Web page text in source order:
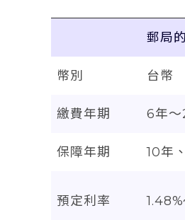
郵局
幣別 台幣
繳費年期 6年
保障年期 10年
預定利率